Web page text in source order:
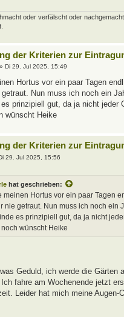
oder verfälscht oder
der Kriterien zur
Di 29. Jul 2025, 15:49
Hortus vor ein paar Tagen
getraut. Nun muss ich noch ein
prinzipiell gut, da ja nicht jeder
wünscht Heike
der Kriterien zur
29. Jul 2025, 15:56
hat geschrieben:
meinen Hortus vor ein paar Tagen
nie getraut. Nun muss ich noch ein
es prinzipiell gut, da ja nicht
wünscht Heike
Geduld, ich werde die Gärten
fahre am Wochenende jetzt
Leider hat mich meine